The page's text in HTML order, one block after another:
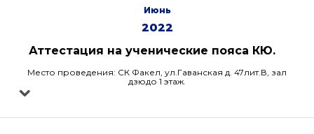
Июнь
2022
Аттестация на ученические пояса КЮ.
Место проведения: СК Факел, ул.Гаванская д. 47лит.В, зал
дзюдо 1 этаж.